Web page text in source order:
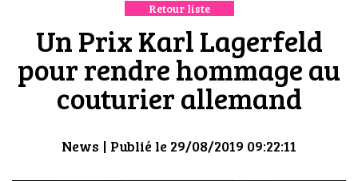
NEWS
MODE
LUXE
DÉFILÉS
Retour liste
Un Prix Karl Lagerfeld
pour rendre hommage au
couturier allemand
News | Publié le 29/08/2019 09:22:11